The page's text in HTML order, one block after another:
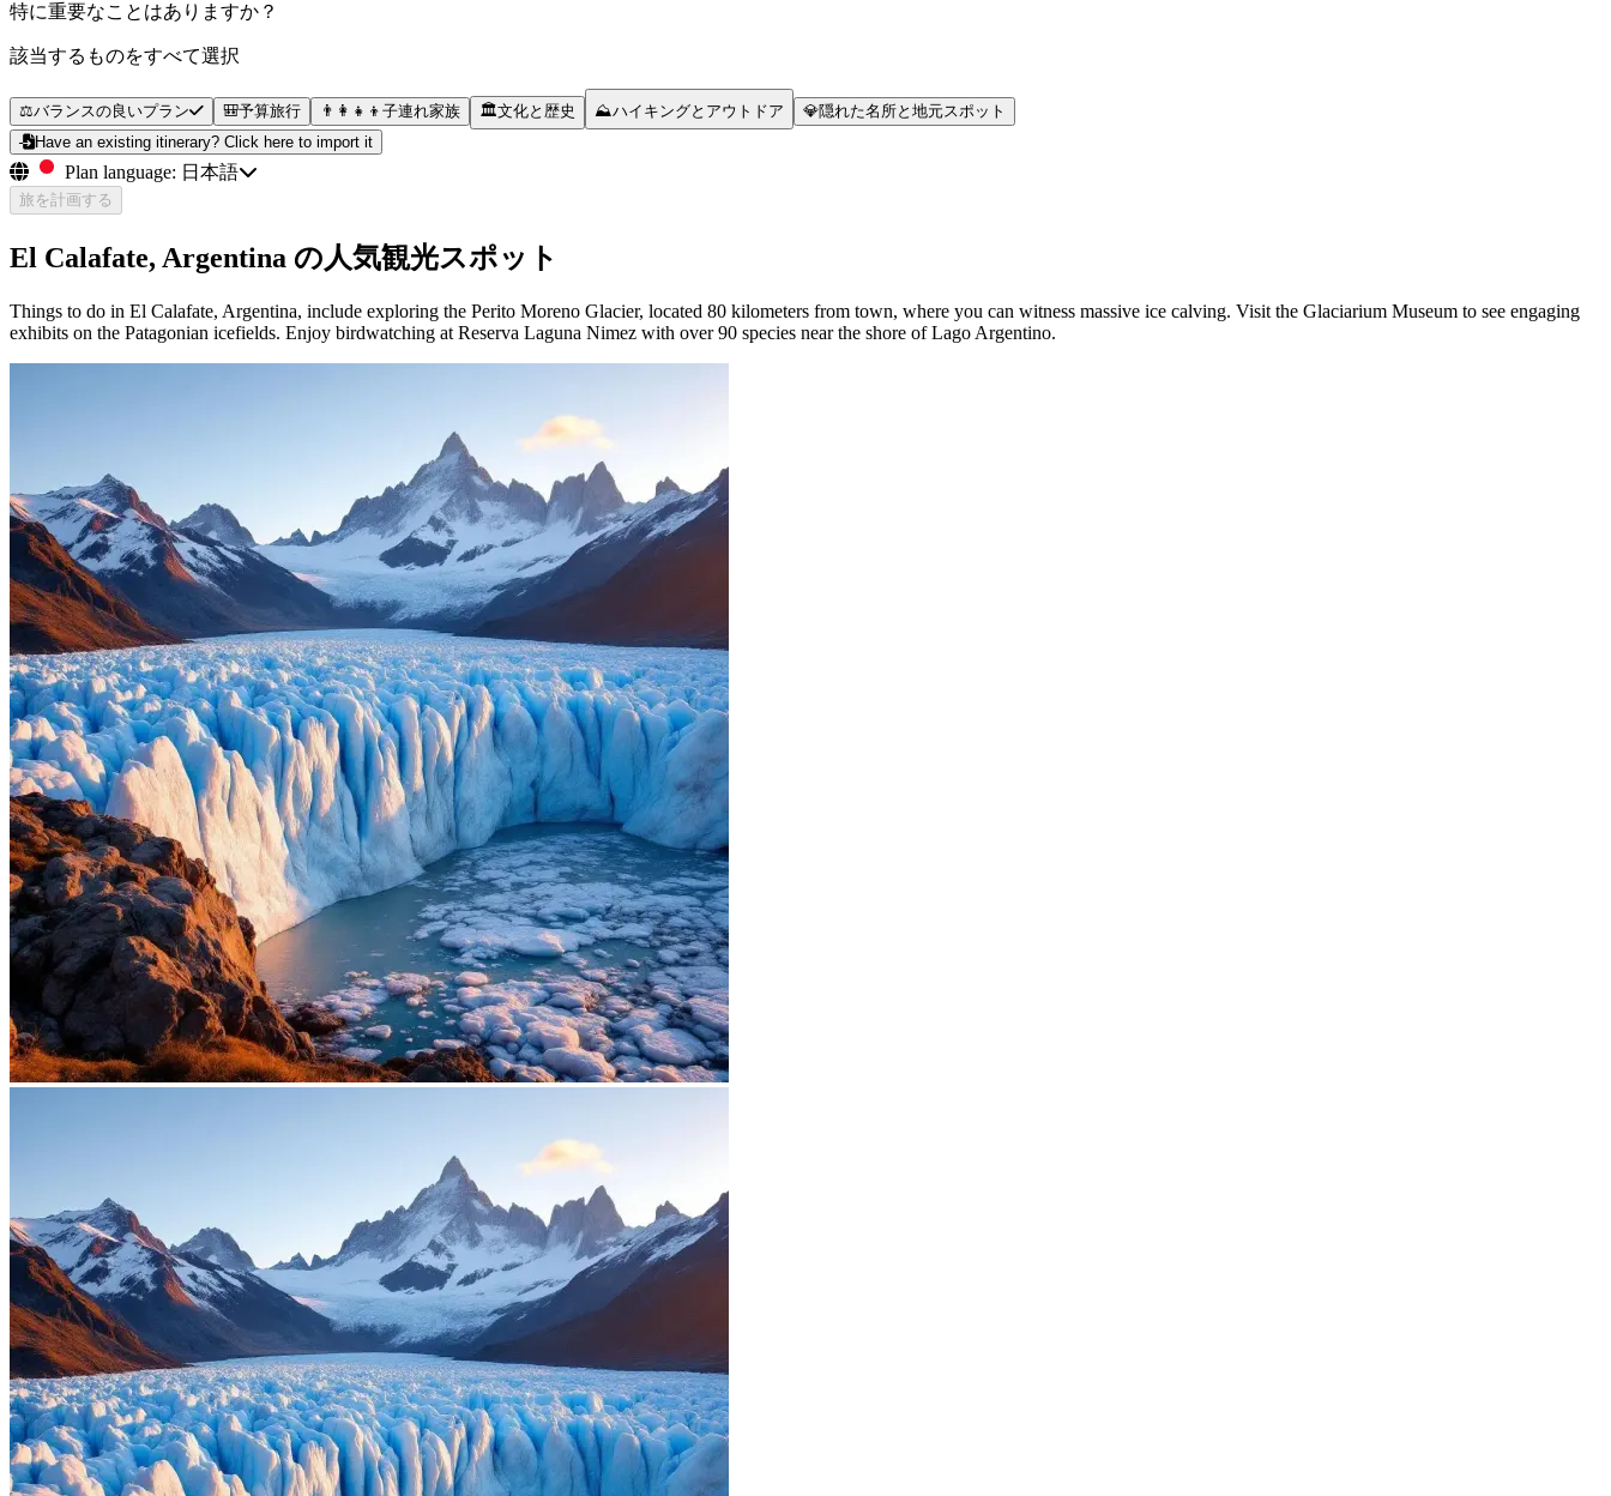
特に重要なことはありますか？
該当するものをすべて選択
⚖️バランスの良いプラン 🎒予算旅行 👨‍👩‍👧‍👦 子連れ家族 🏛️文化と歴史 ⛰️ハイキングとアウトドア 💎隠れた名所と地元スポット
Have an existing itinerary? Click here to import it
Plan language: 日本語
旅を計画する
El Calafate, Argentina の人気観光スポット
Things to do in El Calafate, Argentina, include exploring the Perito Moreno Glacier, located 80 kilometers from town, where you can witness massive ice calving. Visit the Glaciarium Museum to see engaging
exhibits on the Patagonian icefields. Enjoy birdwatching at Reserva Laguna Nimez with over 90 species near the shore of Lago Argentino.